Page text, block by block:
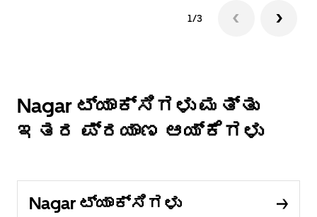
1/3
Nagar ಟ್ಯಾಕ್ಸಿಗಳು ಮತ್ತು
ಇತರ ಪ್ರಯಾಣ ಆಯ್ಕೆಗಳು
Nagar ಟ್ಯಾಕ್ಸಿಗಳು